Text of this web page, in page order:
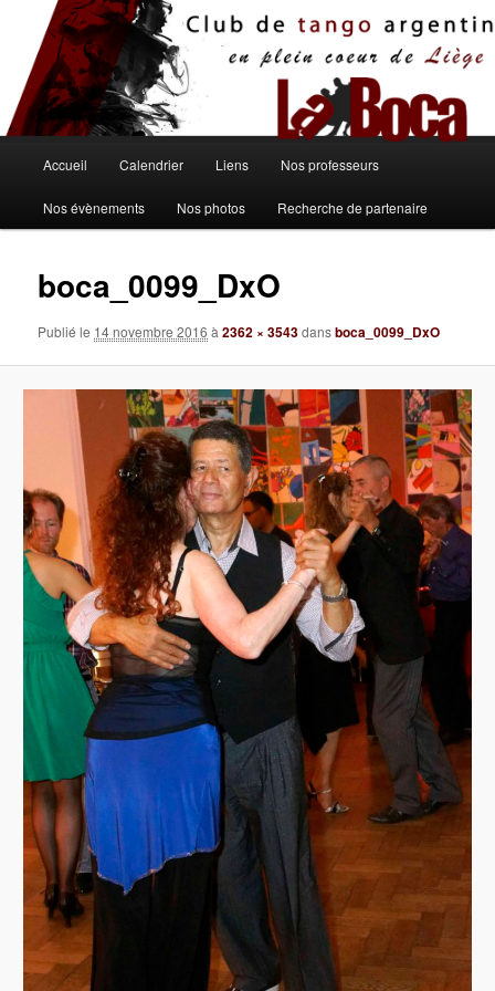
contenu
principal
principal
Accueil Calendrier Liens Nos professeurs
Nos évènements Nos photos Recherche de partenaire
boca_0099_DxO
Publié le 14 novembre 2016 à2362 × 3543dansboca_0099_DxO